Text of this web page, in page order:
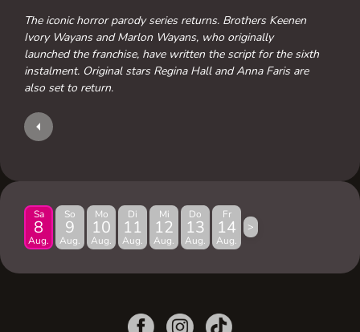
The iconic horror parody series returns. Brothers Keenen
Ivory Wayans and Marlon Wayans, who originally
launched the franchise, have written the script for the sixth
instalment. Original stars Regina Hall and Anna Faris are
also set to return.
Sa
8
Aug.
So
9
Aug.
Mo
10
Aug.
Di
11
Aug.
Mi
12
Aug.
Do
13
Aug.
Fr
14
Aug.
>